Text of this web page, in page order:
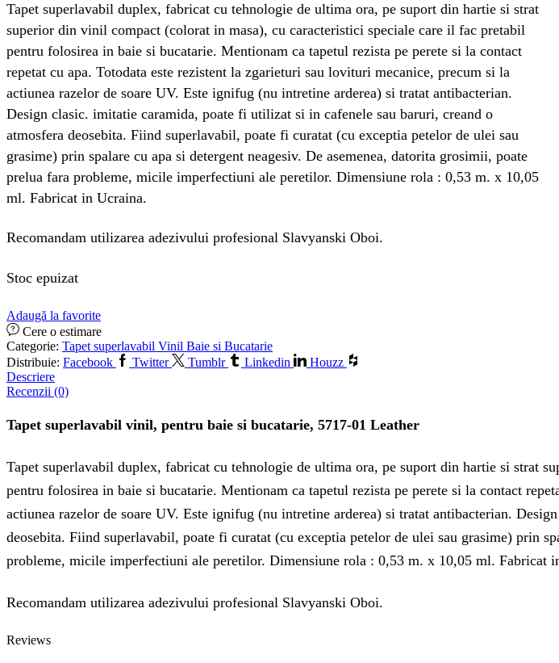
Tapet superlavabil duplex, fabricat cu tehnologie de ultima ora, pe suport din hartie si strat
superior din vinil compact (colorat in masa), cu caracteristici speciale care il fac pretabil
pentru folosirea in baie si bucatarie. Mentionam ca tapetul rezista pe perete si la contact
repetat cu apa. Totodata este rezistent la zgarieturi sau lovituri mecanice, precum si la
actiunea razelor de soare UV. Este ignifug (nu intretine arderea) si tratat antibacterian.
Design clasic. imitatie caramida, poate fi utilizat si in cafenele sau baruri, creand o
atmosfera deosebita. Fiind superlavabil, poate fi curatat (cu exceptia petelor de ulei sau
grasime) prin spalare cu apa si detergent neagesiv. De asemenea, datorita grosimii, poate
prelua fara probleme, micile imperfectiuni ale peretilor. Dimensiune rola : 0,53 m. x 10,05
ml. Fabricat in Ucraina.
Recomandam utilizarea adezivului profesional Slavyanski Oboi.
Stoc epuizat
Adaugă la favorite
Cere o estimare
Categorie: Tapet superlavabil Vinil Baie si Bucatarie
Distribuie: Facebook Twitter Tumblr Linkedin
Houzz
Descriere
Recenzii (0)
Tapet superlavabil vinil, pentru baie si bucatarie, 5717-01 Leather
Tapet superlavabil duplex, fabricat cu tehnologie de ultima ora, pe suport din hartie si strat
pentru folosirea in baie si bucatarie. Mentionam ca tapetul rezista pe perete si la contact
actiunea razelor de soare UV. Este ignifug (nu intretine arderea) si tratat antibacterian.
deosebita. Fiind superlavabil, poate fi curatat (cu exceptia petelor de ulei sau grasime) prin
probleme, micile imperfectiuni ale peretilor. Dimensiune rola : 0,53 m. x 10,05 ml. Fabricat
Recomandam utilizarea adezivului profesional Slavyanski Oboi.
Reviews